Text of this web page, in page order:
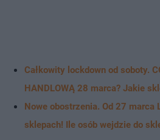
Całkowity lockdown od soboty.
HANDLOWĄ 28 marca? Jakie
Nowe obostrzenia. Od 27 marca
sklepach! Ile osób wejdzie do